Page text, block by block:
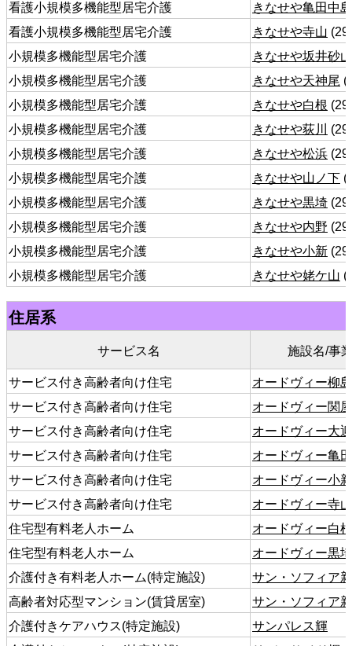
看護小規模多機能型居宅介護
きなせや亀田中島
看護小規模多機能型居宅介護
きなせや寺山 (29
小規模多機能型居宅介護
きなせや坂井砂山
小規模多機能型居宅介護
きなせや天神尾
小規模多機能型居宅介護
きなせや白根 (29
小規模多機能型居宅介護
きなせや荻川
(29
小規模多機能型居宅介護
きなせや松浜 (29
小規模多機能型居宅介護
きなせや山ノ下
小規模多機能型居宅介護
きなせや黒埼 (29
小規模多機能型居宅介護
きなせや内野 (29
小規模多機能型居宅介護
きなせや小新 (29
小規模多機能型居宅介護
きなせや姥ケ山
住居系
サービス名 施設名/事
サービス付き高齢者向け住宅
オードヴィー柳島
サービス付き高齢者向け住宅
オードヴィー関屋
サービス付き高齢者向け住宅
オードヴィー大迎
サービス付き高齢者向け住宅
オードヴィー亀
サービス付き高齢者向け住宅
オードヴィー小新
サービス付き高齢者向け住宅
オードヴィー寺山
住宅型有料老人ホーム
オードヴィー白根
住宅型有料老人ホーム
オードヴィー黒埼
介護付き有料老人ホーム(特定施設)
サン・ソフィア
高齢者対応型マンション(賃貸居室)
サン・ソフィア
介護付きケアハウス(特定施設)
サンパレス輝